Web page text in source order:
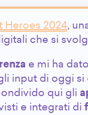
Heroes 2024,
che si
e mi ha
input di oggi si
qui gli
e integrati di